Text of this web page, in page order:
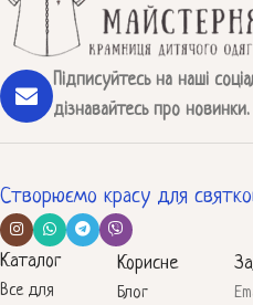
Підписуйтесь на наші
дізнавайтесь про новинки.
Створюємо красу для
Каталог
Все для
Корисне
Блог